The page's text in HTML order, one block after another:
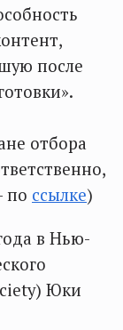
после
отбора
по ссылке)
в Нью-
Юки